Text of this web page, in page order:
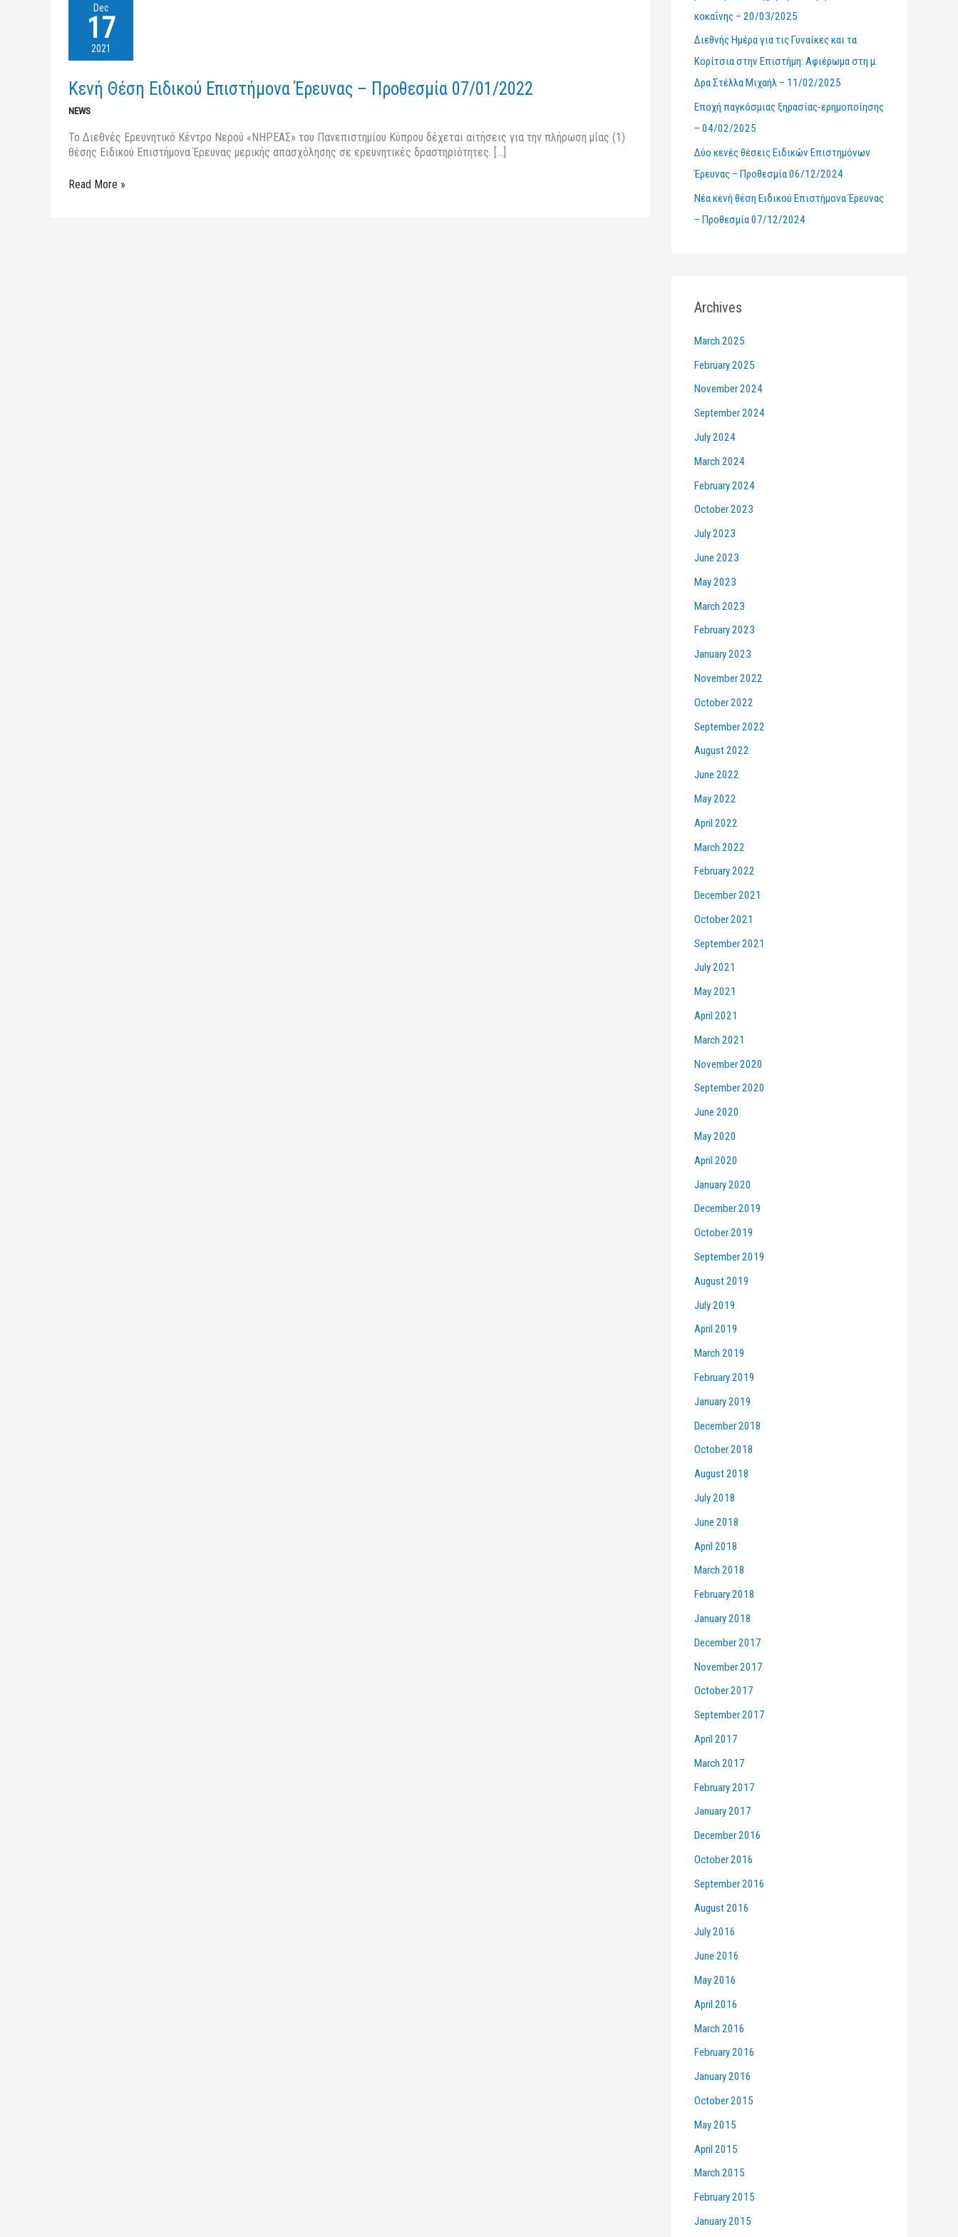
Dec
17
2021
Κενή Θέση Ειδικού Επιστήμονα Έρευνας – Προθεσμία 07/01/2022
NEWS
Το Διεθνές Ερευνητικό Κέντρο Νερού «ΝΗΡΕΑΣ» του Πανεπιστημίου Κύπρου δέχεται αιτήσεις για την πλήρωση μίας (1)
θέσης Ειδικού Επιστήμονα Έρευνας μερικής απασχόλησης σε ερευνητικές δραστηριότητες. […]
Θέση
Επιστήμονα
Έρευνας
Προθεσμία
07/01/2022
Read More »
r
:
κοκαΐνης – 20/03/2025
Διεθνής Ημέρα για τις Γυναίκες και τα
Κορίτσια στην Επιστήμη: Αφιέρωμα στη μ.
Δρα Στέλλα Μιχαήλ – 11/02/2025
Εποχή παγκόσμιας ξηρασίας-ερημοποίησης
– 04/02/2025
Δύο κενές θέσεις Ειδικών Επιστημόνων
Έρευνας – Προθεσμία 06/12/2024
Νέα κενή θέση Ειδικού Επιστήμονα Έρευνας
– Προθεσμία 07/12/2024
Archives
March 2025
February 2025
November 2024
September 2024
July 2024
March 2024
February 2024
October 2023
July 2023
June 2023
May 2023
March 2023
February 2023
January 2023
November 2022
October 2022
September 2022
August 2022
June 2022
May 2022
April 2022
March 2022
February 2022
December 2021
October 2021
September 2021
July 2021
May 2021
April 2021
March 2021
November 2020
September 2020
June 2020
May 2020
April 2020
January 2020
December 2019
October 2019
September 2019
August 2019
July 2019
April 2019
March 2019
February 2019
January 2019
December 2018
October 2018
August 2018
July 2018
June 2018
April 2018
March 2018
February 2018
January 2018
December 2017
November 2017
October 2017
September 2017
April 2017
March 2017
February 2017
January 2017
December 2016
October 2016
September 2016
August 2016
July 2016
June 2016
May 2016
April 2016
March 2016
February 2016
January 2016
October 2015
May 2015
April 2015
March 2015
February 2015
January 2015